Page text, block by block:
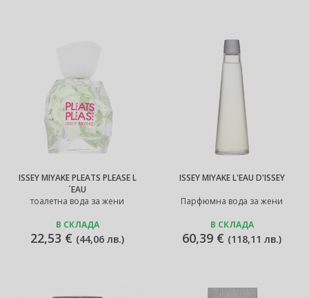
ISSEY MIYAKE PLEATS PLEASE L
´EAU
тоалетна вода за жени
В СКЛАДА
22,53 € (44,06 лв.)
ISSEY MIYAKE L'EAU D'ISSEY
Парфюмна вода за жени
В СКЛАДА
60,39 € (118,11 лв.)